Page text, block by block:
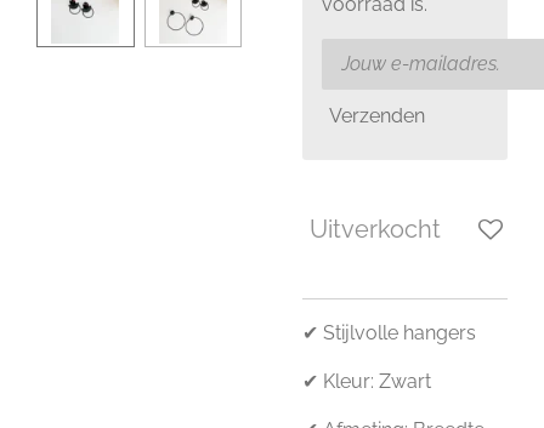
Verzenden
Uitverkocht
✔ Stijlvolle hangers
✔ Kleur: Zwart